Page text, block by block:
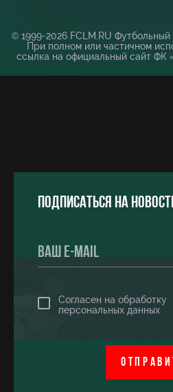
© 1999-2026 FCLM.RU
При полном или частичном
ссылка на официальный сайт ФК
Подписаться на
Согласен на обработку
персональных данных